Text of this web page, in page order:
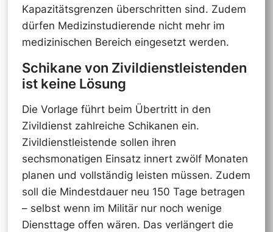
Kapazitätsgrenzen überschritten sind. Zudem
dürfen Medizinstudierende nicht mehr im
medizinischen Bereich eingesetzt werden.
Schikane von Zivildienstleistenden
ist keine Lösung
Die Vorlage führt beim Übertritt in den
Zivildienst zahlreiche Schikanen ein.
Zivildienstleistende sollen ihren
sechsmonatigen Einsatz innert zwölf Monaten
planen und vollständig leisten müssen. Zudem
soll die Mindestdauer neu 150 Tage betragen
– selbst wenn im Militär nur noch wenige
Diensttage offen wären. Das verlängert die